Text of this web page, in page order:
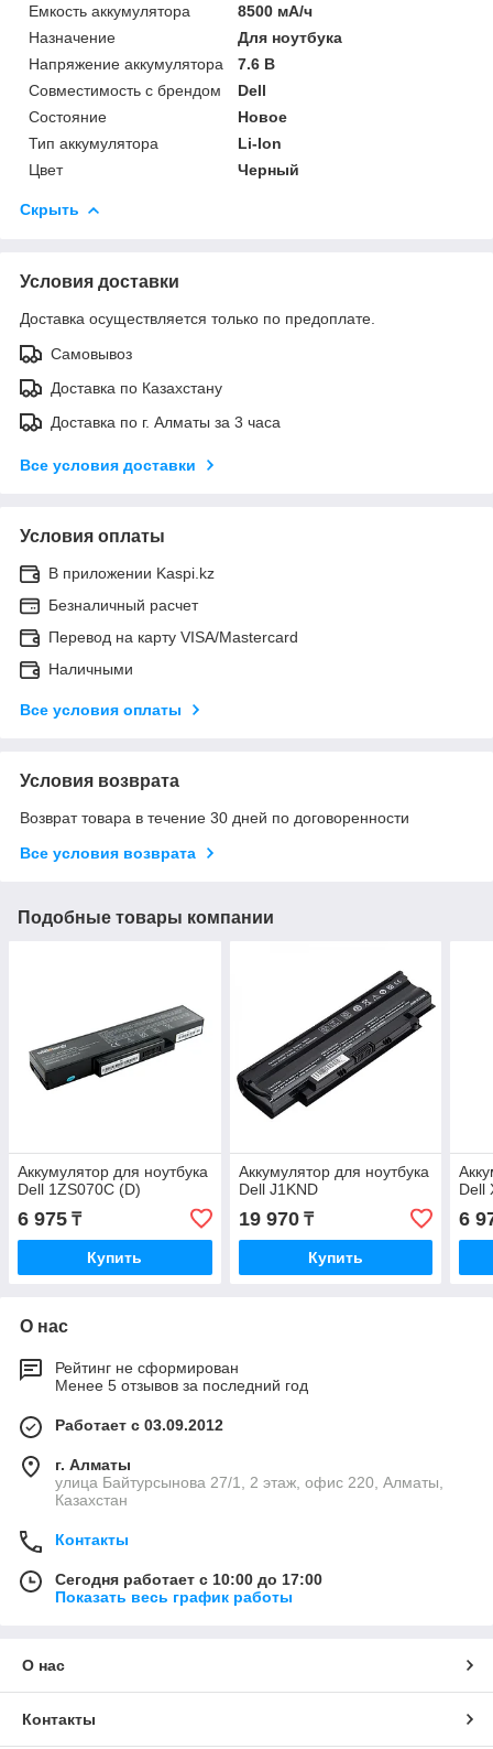
Емкость аккумулятора
8500 мА/ч
Назначение
Для ноутбука
Напряжение аккумулятора
7.6 В
Совместимость с брендом
Dell
Состояние
Новое
Тип аккумулятора
Li-Ion
Цвет
Черный
Скрыть
Условия доставки
Доставка осуществляется только по предоплате.
Самовывоз
Доставка по Казахстану
Доставка по г. Алматы за 3 часа
Все условия доставки
Условия оплаты
В приложении Kaspi.kz
Безналичный расчет
Перевод на карту VISA/Mastercard
Наличными
Все условия оплаты
Условия возврата
Возврат товара в течение 30 дней по договоренности
Все условия возврата
Подобные товары компании
Аккумулятор для ноутбука
Dell 1ZS070C (D)
6 975 ₸
Купить
Аккумулятор для ноутбука
Dell J1KND
19 970₸
Купить
Dell
6
О нас
Рейтинг не сформирован
Менее 5 отзывов за последний год
Работает с 03.09.2012
г. Алматы
улица Байтурсынова 27/1, 2 этаж, офис 220, Алматы,
Казахстан
Контакты
Сегодня работает с 10:00 до 17:00
Показать весь график работы
О нас
Контакты